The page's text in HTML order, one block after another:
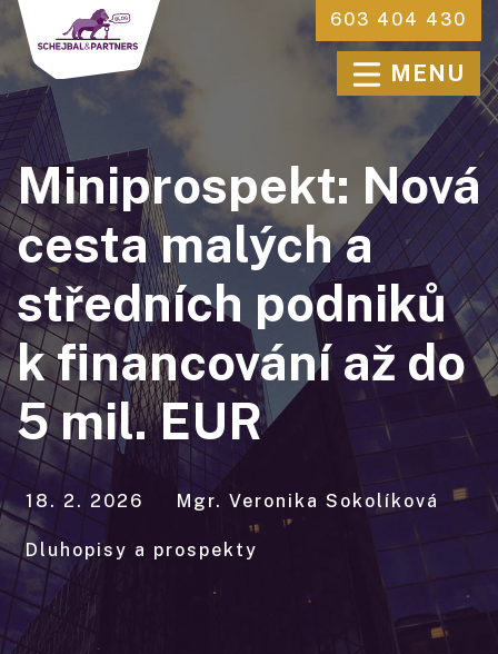
603 404 430
MENU
Miniprospekt: Nová
cesta malých a
středních podniků
k financování až do
5 mil. EUR
18. 2. 2026 Mgr. Veronika Sokolíková
Dluhopisy a prospekty